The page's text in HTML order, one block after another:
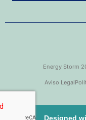
Energy Storm
Aviso Legal
Designed